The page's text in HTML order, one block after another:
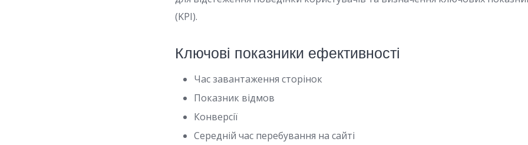
(KPI).
Ключові показники ефективності
Час завантаження сторінок
Показник відмов
Конверсії
Середній час перебування на сайті